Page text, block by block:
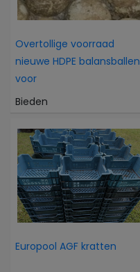
Overtollige voorraad
nieuwe HDPE balansballen
voor
Bieden
Europool AGF kratten